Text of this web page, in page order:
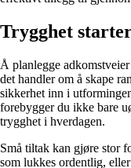
Trygghet
Å planlegge
det handler om å skape
sikkerhet inn i
forebygger du ikke bare
trygghet i hverdagen.
Små tiltak kan gjøre stor
som lukkes ordentlig,